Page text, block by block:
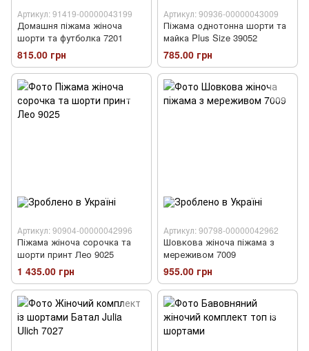
Артикул: 91419-00000043199
Домашня піжама жіноча
шорти та футболка 7201
815.00 грн
Артикул: 90936-00000043009
Піжама однотонна шорти та
майка Plus Size 39052
785.00 грн
Артикул: 90904-00000042996
Піжама жіноча сорочка та
шорти принт Лео 9025
1 435.00 грн
Артикул: 90798-00000042962
Шовкова жіноча піжама з
мереживом 7009
955.00 грн